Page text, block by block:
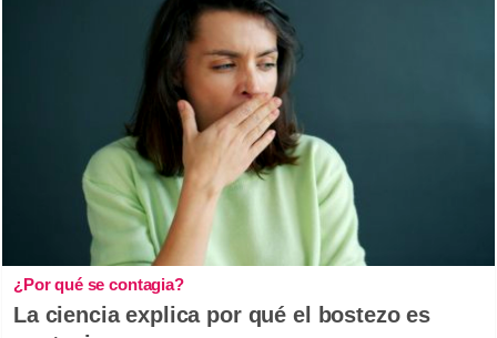
¿Por qué se contagia?
La ciencia explica por qué el bostezo es